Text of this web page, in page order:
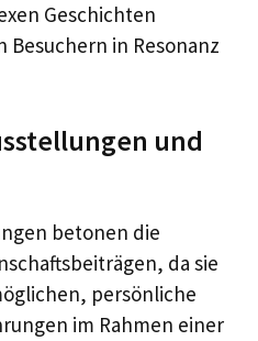
Geschichten
in Resonanz
und
betonen die
da sie
persönliche
im Rahmen einer